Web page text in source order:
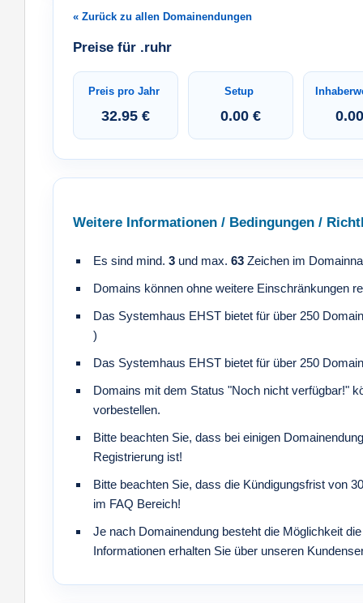
« Zurück zu allen Domainendungen
Preise für .ruhr
Preis pro Jahr
32.95 €
Setup
0.00 €
Weitere Informationen / Bedingungen /
Es sind mind. 3 und max. 63 Zeichen im
Domains können ohne weitere Einschränkungen
Das Systemhaus EHST bietet für über 250
)
Das Systemhaus EHST bietet für über 250
Domains mit dem Status "Noch nicht verfügbar!"
vorbestellen.
Bitte beachten Sie, dass bei einigen
Registrierung ist!
Bitte beachten Sie, dass die Kündigungsfrist von
im FAQ Bereich!
Je nach Domainendung besteht die Möglichkeit
Informationen erhalten Sie über unseren